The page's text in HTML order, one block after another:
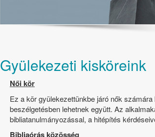
Gyülekezeti kisköreink
Női kör
Ez a kör gyülekezettünkbe járó nők
beszélgetésben lehetnek együtt. Az
bibliatanulmányozással, a hitépítés
Bibliaórás közösség